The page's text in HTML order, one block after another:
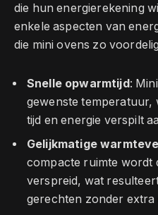
die hun energierekening
enkele aspecten van
die mini ovens zo
Snelle opwarmtijd:
gewenste temperatuur,
tijd en energie verspilt
Gelijkmatige
compacte ruimte wordt
verspreid, wat
gerechten zonder